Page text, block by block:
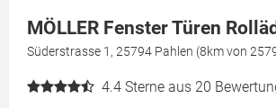
MÖLLER Fenster Türen
Süderstrasse 1, 25794 Pahlen (8km von
4.4 Sterne aus 20